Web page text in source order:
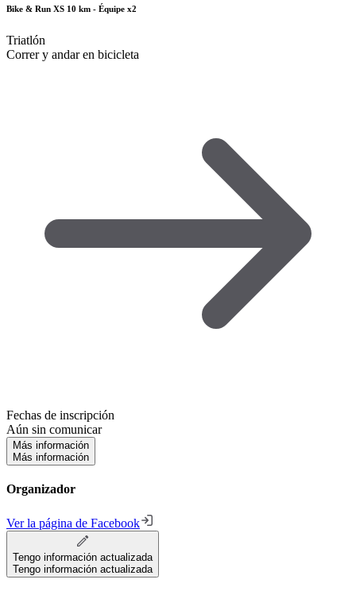
Bike & Run XS 10 km - Équipe x2
Triatlón
Correr y andar en bicicleta
Fechas de inscripción
Aún sin comunicar
Más información
Más información
Organizador
Ver la página de Facebook
Tengo información actualizada
Tengo información actualizada